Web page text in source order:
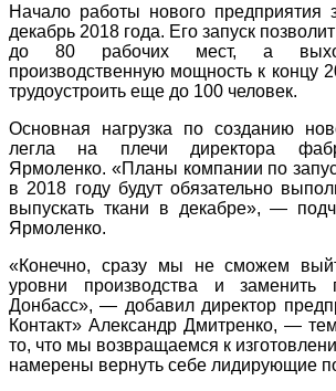
Начало работы нового предприятия
декабрь 2018 года. Его запуск
до 80 рабочих мест, а
производственную мощность к концу
трудоустроить еще до 100 человек.
Основная нагрузка по созданию
легла на плечи директора
Ярмоленко. «Планы компании по
в 2018 году будут обязательно
выпускать ткани в декабре», —
Ярмоленко.
«Конечно, сразу мы не сможем
уровни производства и заменить
Донбасс», — добавил директор
Контакт» Александр Дмитренко, —
то, что мы возвращаемся к
намерены вернуть себе лидирующие